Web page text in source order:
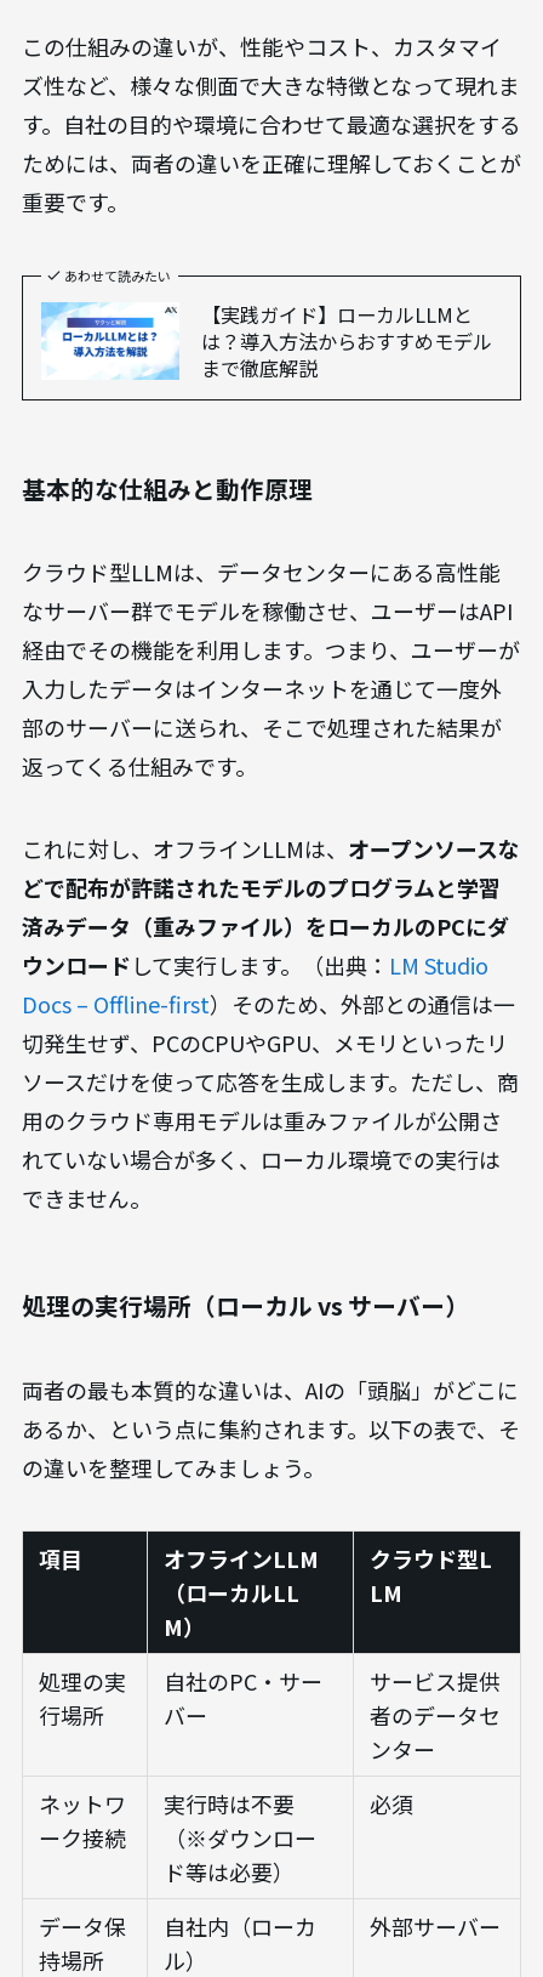
この仕組みの違いが、性能やコスト、カスタマイ
ズ性など、様々な側面で大きな特徴となって現れま
す。自社の目的や環境に合わせて最適な選択をする
ためには、両者の違いを正確に理解しておくことが
重要です。
あわせて読みたい
【実践ガイド】ローカルLLMと
は？導入方法からおすすめモデル
まで徹底解説
基本的な仕組みと動作原理
クラウド型LLMは、データセンターにある高性能
なサーバー群でモデルを稼働させ、ユーザーはAPI
経由でその機能を利用します。つまり、ユーザーが
入力したデータはインターネットを通じて一度外
部のサーバーに送られ、そこで処理された結果が
返ってくる仕組みです。
これに対し、オフラインLLMは、 オープンソースな
どで配布が許諾されたモデルのプログラムと学習
済みデータ（重みファイル）をローカルのPCにダ
ウンロードして実行します。（出典： LM Studio
Docs – Offline-first）そのため、外部との通信は一
切発生せず、PCのCPUやGPU、メモリといったリ
ソースだけを使って応答を生成します。ただし、商
用のクラウド専用モデルは重みファイルが公開さ
れていない場合が多く、ローカル環境での実行は
できません。
処理の実行場所（ローカル vs サーバー）
両者の最も本質的な違いは、AIの「頭脳」がどこに
あるか、という点に集約されます。以下の表で、そ
の違いを整理してみましょう。
項目
オフラインLLM
（ローカルLL
M）
クラウド型L
LM
処理の実
行場所
自社のPC・サー
バー
サービス提供
者のデータセ
ンター
ネットワ
ーク接続
実行時は不要
（※ダウンロー
ド等は必要）
必須
データ保
持場所
自社内（ローカ
ル）
外部サーバー